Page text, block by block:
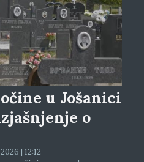
u Jošanici
o
| 12:12